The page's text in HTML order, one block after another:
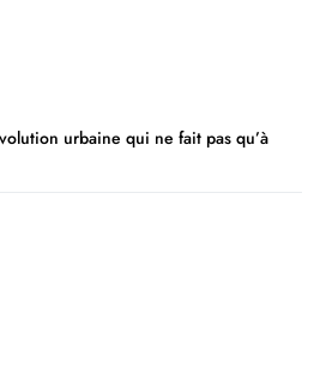
urbaine qui ne fait pas qu’à